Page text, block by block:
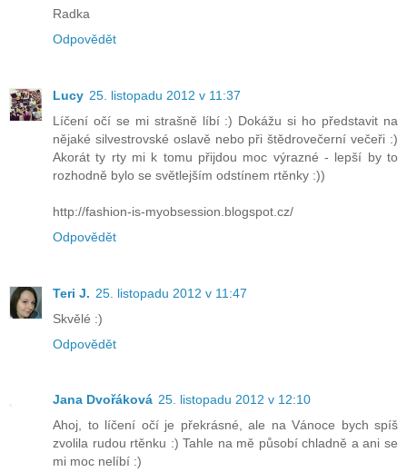
Radka
Odpovědět
Lucy 25. listopadu 2012 v 11:37
Líčení očí se mi strašně líbí :) Dokážu si ho představit na
nějaké silvestrovské oslavě nebo při štědrovečerní večeři :)
Akorát ty rty mi k tomu přijdou moc výrazné - lepší by to
rozhodně bylo se světlejším odstínem rtěnky :))
http://fashion-is-myobsession.blogspot.cz/
Odpovědět
Teri J. 25. listopadu 2012 v 11:47
Skvělé :)
Odpovědět
Jana Dvořáková 25. listopadu 2012 v 12:10
Ahoj, to líčení očí je překrásné, ale na Vánoce bych spíš
zvolila rudou rtěnku :) Tahle na mě působí chladně a ani se
mi moc nelíbí :)